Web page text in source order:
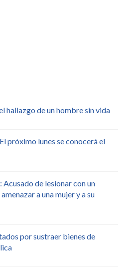
hallazgo de un hombre sin vida
próximo lunes se conocerá el
Acusado de lesionar con un
a una mujer y a su
por sustraer bienes de